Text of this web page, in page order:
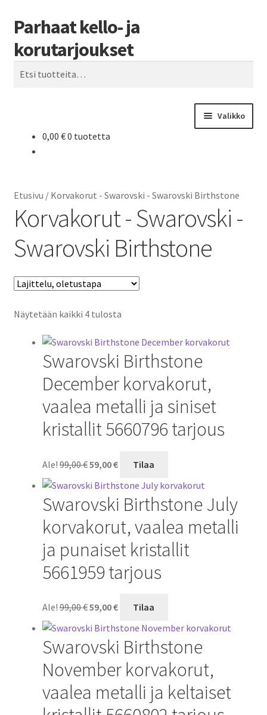
Siirry
navigointiin
Siirry
sisältöön
Parhaat kello- ja
korutarjoukset
Haku
Valikko
0,00 €0 tuotetta
Etusivu / Korvakorut - Swarovski - Swarovski Birthstone
Korvakorut - Swarovski -
Swarovski Birthstone
Näytetään kaikki 4 tulosta
Swarovski Birthstone
December korvakorut,
vaalea metalli ja siniset
kristallit 5660796 tarjous
Ale!99,00€
hinta
oli:
99,00 €.
59,00€
on:
59,00 €.
Tilaa
Swarovski Birthstone July
korvakorut, vaalea metalli
ja punaiset kristallit
5661959 tarjous
Ale!99,00€
hinta
oli:
99,00 €.
59,00€
on:
59,00 €.
Tilaa
Swarovski Birthstone
November korvakorut,
vaalea metalli ja keltaiset